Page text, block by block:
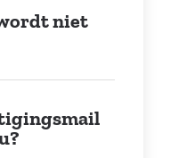
niet